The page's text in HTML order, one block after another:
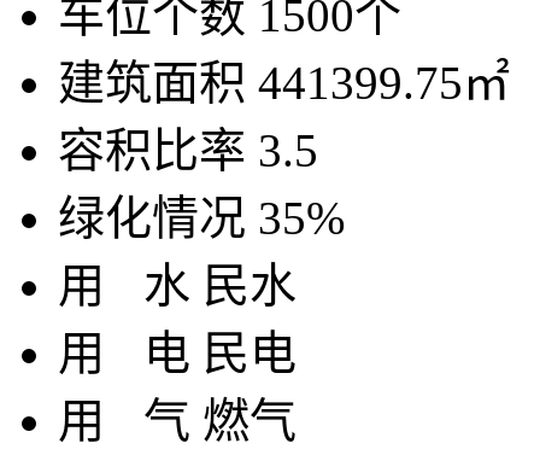
车位个数 1500个
建筑面积 441399.75㎡
容积比率 3.5
绿化情况 35%
用 水 民水
用
电 民电
用 气 燃气